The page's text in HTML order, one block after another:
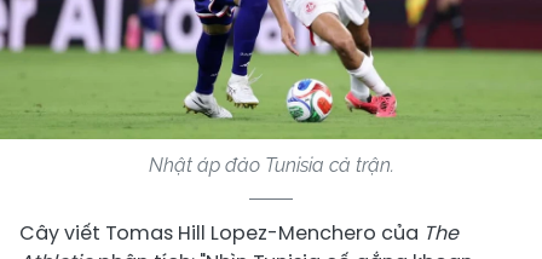
Nhật áp đảo Tunisia cả trận.
Cây viết Tomas Hill Lopez-Menchero của The